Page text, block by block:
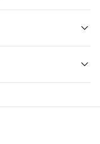
or on holidays
allow up to
seven business
shipments will